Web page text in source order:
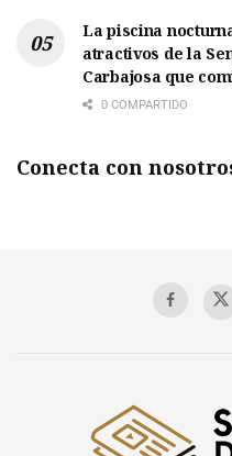
La piscina
atractivos de la
Carbajosa que
0 COMPARTIDO
Conecta con